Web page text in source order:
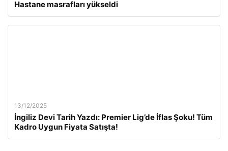
Hastane masrafları yükseldi
13/12/2025
İngiliz Devi Tarih Yazdı: Premier Lig’de İflas Şoku! Tüm
Kadro Uygun Fiyata Satışta!